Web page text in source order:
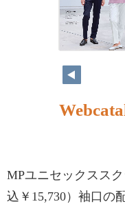
MPユニセックスス
込￥15,730）袖口の